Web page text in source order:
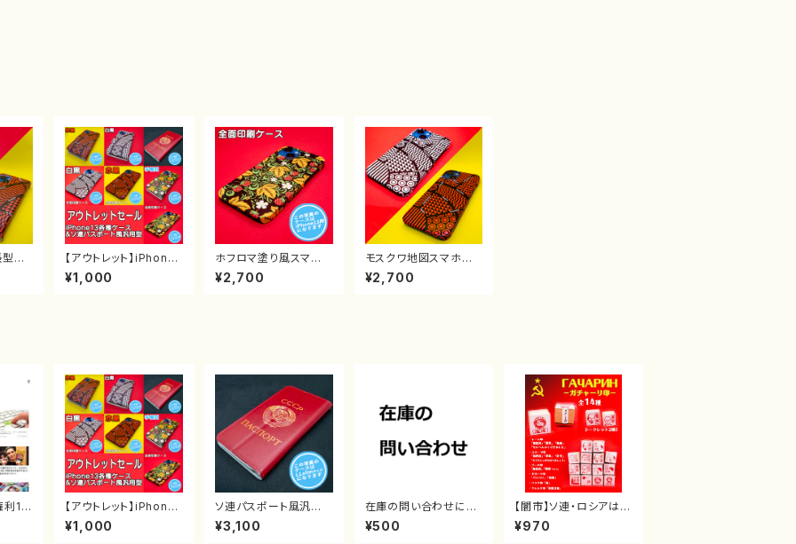
ス
【アウトレット】iPhone1
3各種ケース&ソ連パス
ポート風汎用型
¥1,000
ホフロマ塗り風スマホ
ケース iPhone＆Andr
oid対応
¥2,700
モスクワ地図スマホケ
ース iPhone＆Androi
d対応
¥2,700
利19
【アウトレット】iPhone1
3各種ケース&ソ連パス
ポート風汎用型
¥1,000
ソ連パスポート風汎用
型スマホケース iPhon
e＆Android対応
¥3,100
在庫の問い合わせにつ
いて
¥500
【闇市】ソ連・ロシアはん
こ
¥970